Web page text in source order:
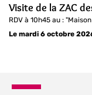
Visite de la ZAC
RDV à 10h45 au :
Le mardi 6 octobre